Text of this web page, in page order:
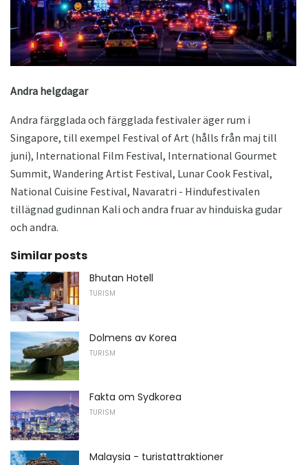
Andra helgdagar
Andra färgglada och färgglada festivaler äger rum i
Singapore, till exempel Festival of Art (hålls från maj till
juni), International Film Festival, International Gourmet
Summit, Wandering Artist Festival, Lunar Cook Festival,
National Cuisine Festival, Navaratri - Hindufestivalen
tillägnad gudinnan Kali och andra fruar av hinduiska gudar
och andra.
Similar posts
Bhutan Hotell
TURISM
Dolmens av Korea
TURISM
Fakta om Sydkorea
TURISM
Malaysia - turistattraktioner